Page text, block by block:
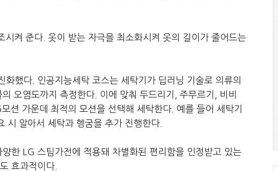
켜 준다. 옷이 받는 자극을 최소화시켜 옷의 길이가 줄어드는
화했다. 인공지능세탁 코스는 세탁기가 딥러닝 기술로 의류의
오염도까지 측정한다. 이에 맞춰 두드리기, 주무르기, 비비
션 가운데 최적의 모션을 선택해 세탁한다. 예를 들어 세탁기
시 알아서 세탁과 헹굼을 추가 진행한다.
한 LG 스팀가전에 적용돼 차별화된 편리함을 인정받고 있는
효과적이다.